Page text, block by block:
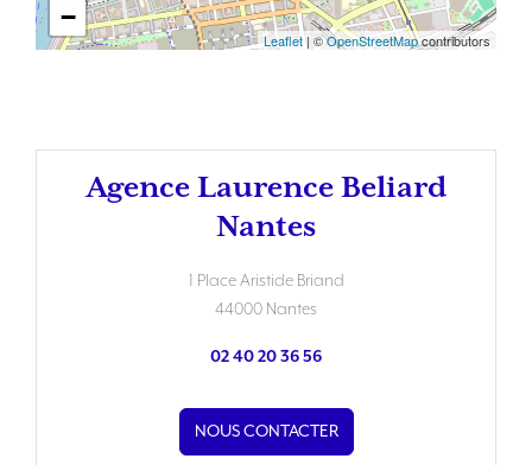
−
Leaflet| ©OpenStreetMapcontributors
Agence Laurence Beliard
Nantes
1 Place Aristide Briand
44000 Nantes
02 40 20 36 56
NOUS CONTACTER